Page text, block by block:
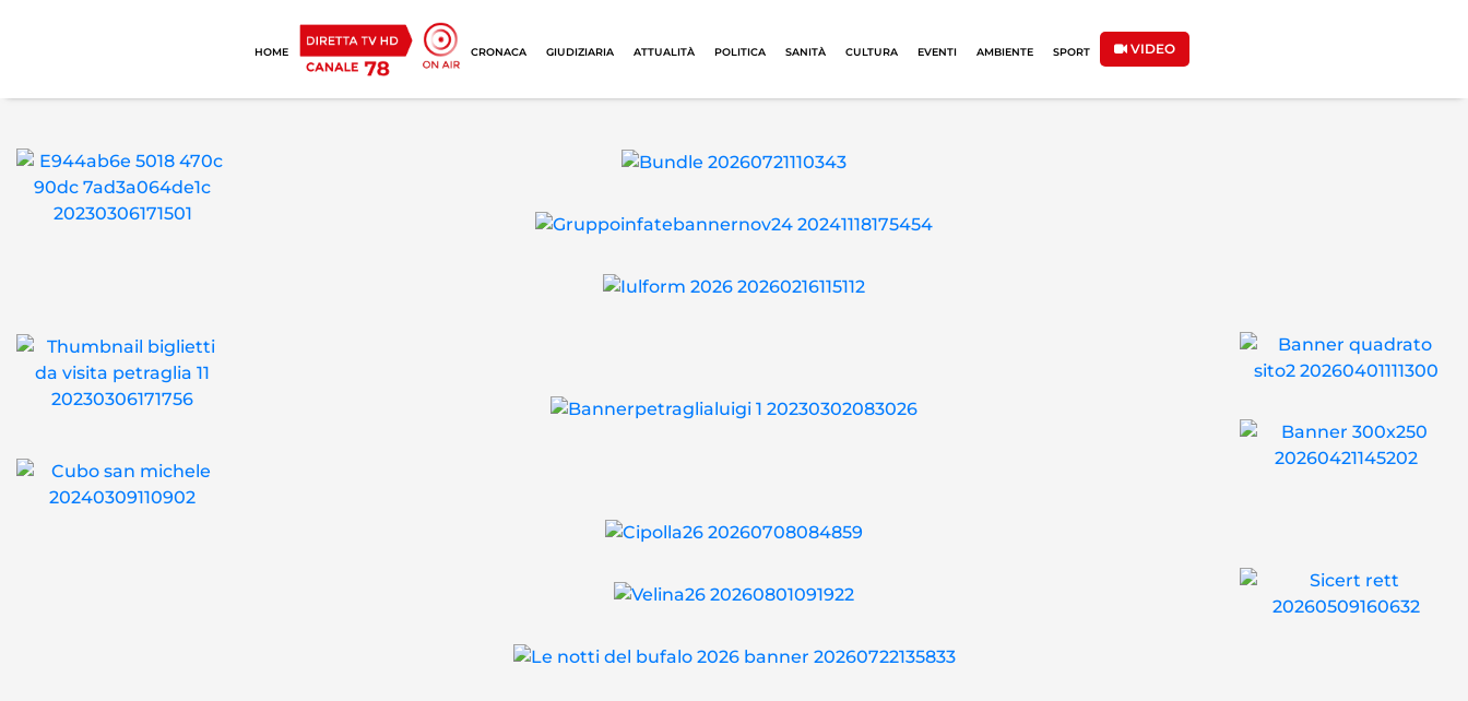
HOME CRONACA GIUDIZIARIA ATTUALITÀ POLITICA SANITÀ CULTURA EVENTI AMBIENTE SPORT VIDEO